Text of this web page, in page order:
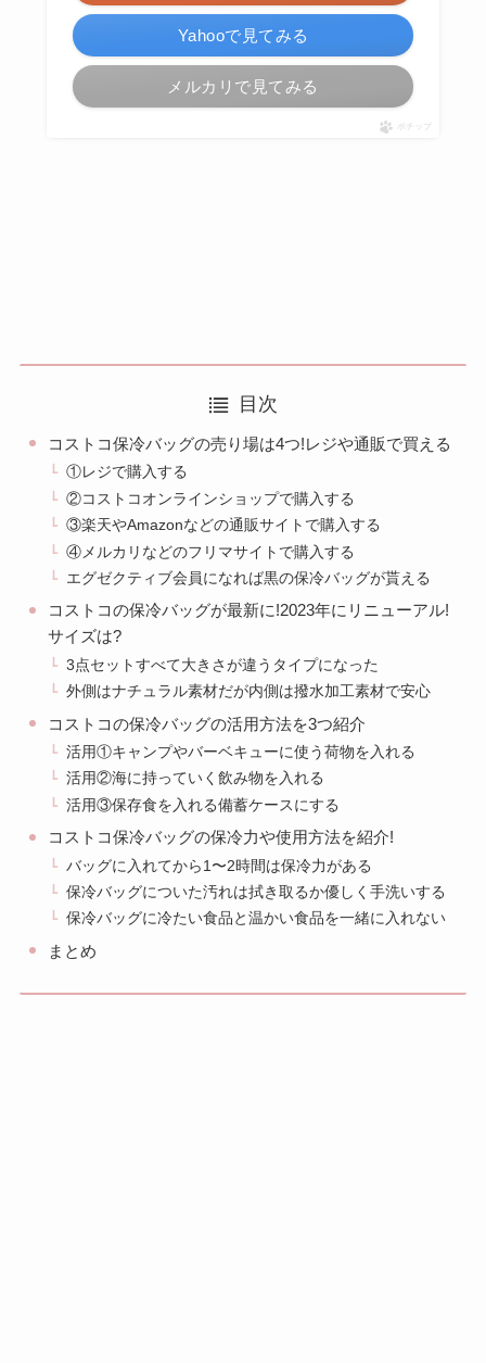
Yahooで見てみる
メルカリで見てみる
ポチップ
目次
コストコ保冷バッグの売り場は4つ!レジや通販で買える
①レジで購入する
②コストコオンラインショップで購入する
③楽天やAmazonなどの通販サイトで購入する
④メルカリなどのフリマサイトで購入する
エグゼクティブ会員になれば黒の保冷バッグが貰える
コストコの保冷バッグが最新に!2023年にリニューアル!
サイズは?
3点セットすべて大きさが違うタイプになった
外側はナチュラル素材だが内側は撥水加工素材で安心
コストコの保冷バッグの活用方法を3つ紹介
活用①キャンプやバーベキューに使う荷物を入れる
活用②海に持っていく飲み物を入れる
活用③保存食を入れる備蓄ケースにする
コストコ保冷バッグの保冷力や使用方法を紹介!
バッグに入れてから1〜2時間は保冷力がある
保冷バッグについた汚れは拭き取るか優しく手洗いする
保冷バッグに冷たい食品と温かい食品を一緒に入れない
まとめ